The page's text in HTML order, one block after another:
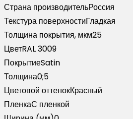
Страна производительРоссия
Текстура поверхностиГладкая
Толщина покрытия, мкм25
ЦветRAL 3009
ПокрытиеSatin
Толщина0;5
Цветовой оттенокКрасный
ПленкаС пленкой